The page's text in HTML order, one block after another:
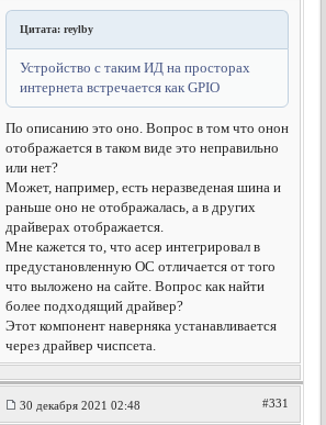
Цитата: reylby
Устройство с таким ИД на просторах
интернета встречается как GPIO
По описанию это оно. Вопрос в том что онон
отображается в таком виде это неправильно
или нет?
Может, например, есть неразведеная шина и
раньше оно не отображалась, а в других
драйверах отображается.
Мне кажется то, что асер интегрировал в
предустановленную ОС отличается от того
что выложено на сайте. Вопрос как найти
более подходящий драйвер?
Этот компонент наверняка устанавливается
через драйвер чиспсета.
30 декабря 2021 02:48 #331